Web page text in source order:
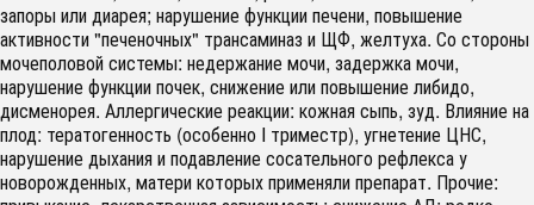
запоры или диарея; нарушение функции печени, повышение
активности "печеночных" трансаминаз и ЩФ, желтуха. Со стороны
мочеполовой системы: недержание мочи, задержка мочи,
нарушение функции почек, снижение или повышение либидо,
дисменорея. Аллергические реакции: кожная сыпь, зуд. Влияние на
плод: тератогенность (особенно I триместр), угнетение ЦНС,
нарушение дыхания и подавление сосательного рефлекса у
новорожденных, матери которых применяли препарат. Прочие: